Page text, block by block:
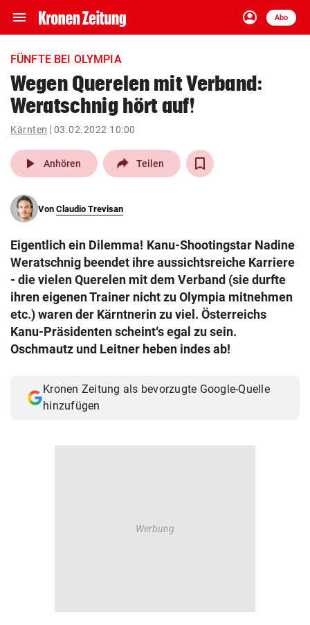
menu Navigation
ein-/ausklappen
account_circle
Anmelden
Abo
close Schließen
account_circle Anmelden
pin_drop
Wien arrow_right
search
eingeben
© Krone Multimedia GmbH & Co KG 2026
Muthgasse 2, 1190 Wien
FÜNFTE BEI OLYMPIA
Wegen Querelen mit Verband:
Weratschnig hört auf!
Kärnten 03.02.2022 10:00
play_arrow Anhören Teilen
Von Claudio Trevisan
Eigentlich ein Dilemma! Kanu-Shootingstar Nadine
Weratschnig beendet ihre aussichtsreiche Karriere
- die vielen Querelen mit dem Verband (sie durfte
ihren eigenen Trainer nicht zu Olympia mitnehmen
etc.) waren der Kärntnerin zu viel. Österreichs
Kanu-Präsidenten scheint‘s egal zu sein.
Oschmautz und Leitner heben indes ab!
Kronen Zeitung als bevorzugte Google-Quelle
hinzufügen